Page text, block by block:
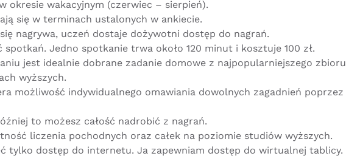
okresie wakacyjnym (czerwiec – sierpień).
się w terminach ustalonych w ankiecie.
nagrywa, uczeń dostaje dożywotni dostęp do nagrań.
spotkań. Jedno spotkanie trwa około 120 minut i kosztuje 100 zł.
jest idealnie dobrane zadanie domowe z najpopularniejszego zbioru
wyższych.
możliwość indywidualnego omawiania dowolnych zagadnień poprzez
to możesz całość nadrobić z nagrań.
liczenia pochodnych oraz całek na poziomie studiów wyższych.
tylko dostęp do internetu. Ja zapewniam dostęp do wirtualnej tablicy.